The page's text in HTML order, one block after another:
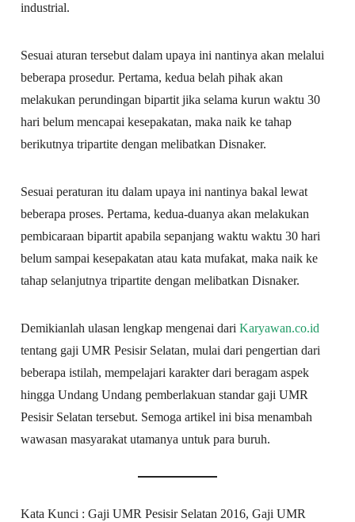
industrial.
Sesuai aturan tersebut dalam upaya ini nantinya akan melalui
beberapa prosedur. Pertama, kedua belah pihak akan
melakukan perundingan bipartit jika selama kurun waktu 30
hari belum mencapai kesepakatan, maka naik ke tahap
berikutnya tripartite dengan melibatkan Disnaker.
Sesuai peraturan itu dalam upaya ini nantinya bakal lewat
beberapa proses. Pertama, kedua-duanya akan melakukan
pembicaraan bipartit apabila sepanjang waktu waktu 30 hari
belum sampai kesepakatan atau kata mufakat, maka naik ke
tahap selanjutnya tripartite dengan melibatkan Disnaker.
Demikianlah ulasan lengkap mengenai dariKaryawan.co.id
tentang gaji UMR Pesisir Selatan, mulai dari pengertian dari
beberapa istilah, mempelajari karakter dari beragam aspek
hingga Undang Undang pemberlakuan standar gaji UMR
Pesisir Selatan tersebut. Semoga artikel ini bisa menambah
wawasan masyarakat utamanya untuk para buruh.
Kata Kunci : Gaji UMR Pesisir Selatan 2016, Gaji UMR